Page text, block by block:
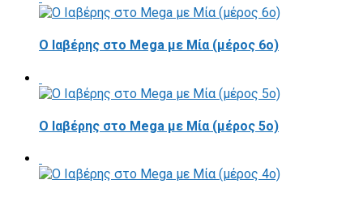
Ο Ιαβέρης στο Mega με Μία (μέρος 6ο)
Ο Ιαβέρης στο Mega με Μία (μέρος 5ο)